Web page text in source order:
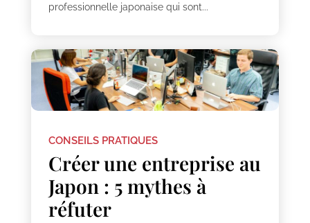
professionnelle japonaise qui sont...
CONSEILS PRATIQUES
Créer une entreprise au
Japon : 5 mythes à
réfuter